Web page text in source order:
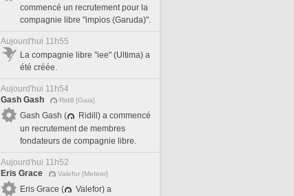
commencé un recrutement pour la
compagnie libre "impios (Garuda)".
Aujourd'hui 11h55
La compagnie libre "iee" (Ultima) a
été créée.
Aujourd'hui 11h54
Gash Gash
Ridill [Gaia]
Gash Gash (
Ridill) a commencé
un recrutement de membres
fondateurs de compagnie libre.
Aujourd'hui 11h52
Eris Grace
Valefor [Meteor]
Eris Grace (
Valefor) a